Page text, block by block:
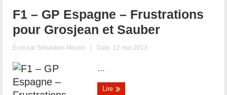
F1 – GP Espagne – Frustrations
pour Grosjean et Sauber
Écrit par Sébastien Moulin | Date: 12 mai 2013
...
Lire